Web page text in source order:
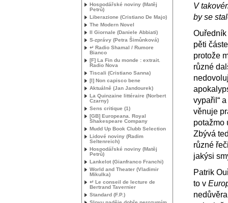
V
by se
pěti
protože
různé
vypařil“
věnuje
potažmo
Zbývá
různé
jakýsi
Patrik
to v
Hospodářské noviny (Matěj
Petrů)
Liberazione (Cristiano De Majo)
The Modern Novel
Il Giornale (Daniele Abbiati)
S-zprávy (Petra Šimůnková)
↵ Radio Shamal / Rumore
Bianco
[F] La Fin du monde : extrait.
Radio Nova
Tiscali (Cristiano Sanna)
[I] Non capisco bene
Aktuálně (Jan Jandourek)
La Quinzaine littéraire (Norbert
Czarny)
Sens critique (1)
[GB] Europeana. Royal
Shakespeare Company
Mudd Up Book Clubb Selection
Lidové noviny (Radim
Seltenreich)
Hospodářské noviny (Matěj
Petrů)
Lankelot (Gianfranco Franchi)
World and Theater (Vladimir
Mikulka)
↵ Le conseil de lecture de
Bertrand Tavernier
Standard (F.P.)